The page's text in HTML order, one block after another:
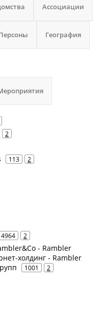
Ассоциации
География
2
113 2
4964 2
- Rambler
холдинг - Rambler
1001 2